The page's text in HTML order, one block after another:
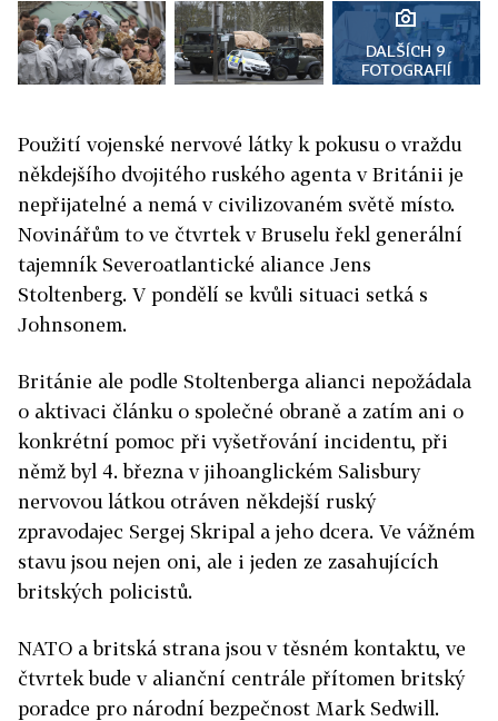
DALŠÍCH 9
FOTOGRAFIÍ
Použití vojenské nervové látky k pokusu o vraždu
někdejšího dvojitého ruského agenta v Británii je
nepřijatelné a nemá v civilizovaném světě místo.
Novinářům to ve čtvrtek v Bruselu řekl generální
tajemník Severoatlantické aliance Jens
Stoltenberg. V pondělí se kvůli situaci setká s
Johnsonem.
Británie ale podle Stoltenberga alianci nepožádala
o aktivaci článku o společné obraně a zatím ani o
konkrétní pomoc při vyšetřování incidentu, při
němž byl 4. března v jihoanglickém Salisbury
nervovou látkou otráven někdejší ruský
zpravodajec Sergej Skripal a jeho dcera. Ve vážném
stavu jsou nejen oni, ale i jeden ze zasahujících
britských policistů.
NATO a britská strana jsou v těsném kontaktu, ve
čtvrtek bude v alianční centrále přítomen britský
poradce pro národní bezpečnost Mark Sedwill.